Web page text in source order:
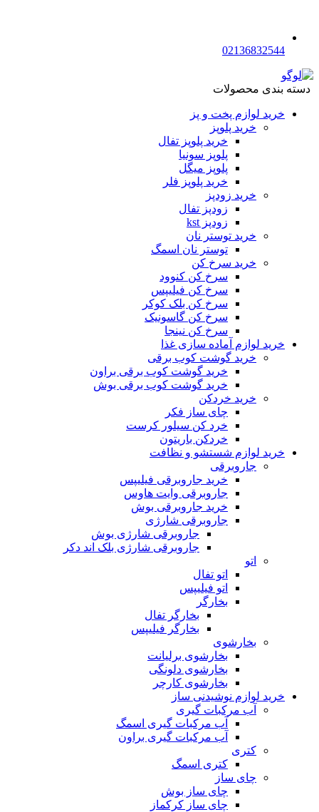
02136832544
دسته بندی محصولات
خرید لوازم پخت و پز
خرید پلوپز
خرید پلوپز تفال
پلوپز سونیا
پلوپز میگل
خرید پلوپز فلر
خرید زودپز
زودپز تفال
زودپز kst
خرید توستر نان
توستر نان اسمگ
خرید سرخ کن
سرخ کن کنوود
سرخ کن فیلیپس
سرخ کن بلک کوکر
سرخ کن گاسونیک
سرخ کن نینجا
خرید لوازم آماده سازی غذا
خرید گوشت کوب برقی
خرید گوشت کوب برقی براون
خرید گوشت کوب برقی بوش
خرید خردکن
چای ساز فکر
خرد کن سیلور کرست
خردکن باریتون
خرید لوازم شستشو و نظافت
جاروبرقی
خرید جاروبرقی فیلیپس
جاروبرقی وایت هاوس
خرید جاروبرقی بوش
جاروبرقی شارژی
جاروبرقی شارژی بوش
جاروبرقی شارژی بلک اند دکر
اتو
اتو تفال
اتو فیلیپس
بخارگر
بخارگر تفال
بخارگر فیلیپس
بخارشوی
بخارشوی برلیانت
بخارشوی دلونگی
بخارشوی کارچر
خرید لوازم نوشیدنی ساز
آب مرکبات گیری
آب مرکبات گیری اسمگ
آب مرکبات گیری براون
کتری
کتری اسمگ
چای ساز
چای ساز بوش
چای ساز کرکماز